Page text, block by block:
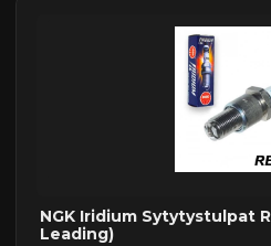
NGK Iridium Sytytystulpat
Leading)